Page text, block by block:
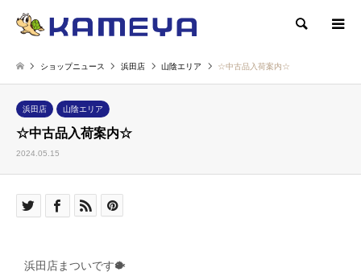
検索
ショップニュース 浜田店 山陰エリア ☆中古品入荷案内☆
浜田店 山陰エリア
☆中古品入荷案内☆
2024.05.15
浜田店まついです🐡